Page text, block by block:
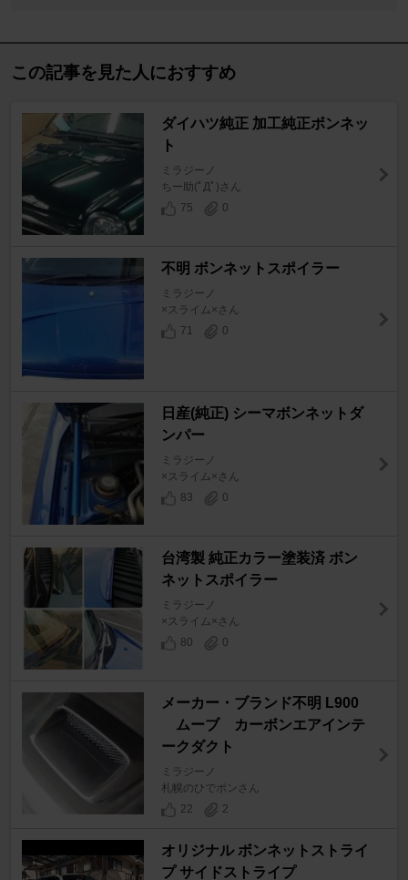
この記事を見た人におすすめ
ダイハツ純正 加工純正ボンネッ
ト
ミラジーノ
ちー助(ﾟДﾟ)さん
75
0
不明 ボンネットスポイラー
ミラジーノ
×スライム×さん
71
0
日産(純正) シーマボンネットダ
ンパー
ミラジーノ
×スライム×さん
83
0
台湾製 純正カラー塗装済 ボン
ネットスポイラー
ミラジーノ
×スライム×さん
80
0
メーカー・ブランド不明 L900
ムーブ カーボンエアインテ
ークダクト
ミラジーノ
札幌のひでポンさん
22
2
オリジナル ボンネットストライ
プ サイドストライプ